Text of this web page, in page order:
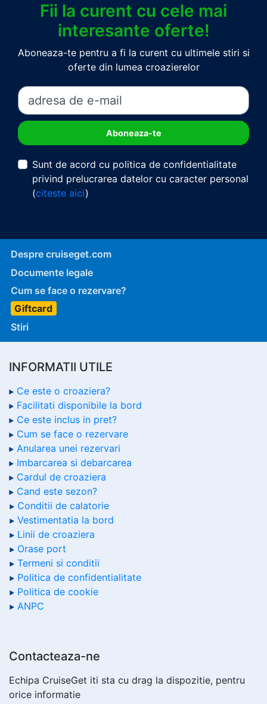
Fii la curent cu cele mai
interesante oferte!
Aboneaza-te pentru a fi la curent cu ultimele stiri si
oferte din lumea croazierelor
Sunt de acord cu politica de confidentialitate
privind prelucrarea datelor cu caracter personal
(citeste aici)
Despre cruiseget.com
Documente legale
Cum se face o rezervare?
Giftcard
Stiri
INFORMATII UTILE
Ce este o croaziera?
Facilitati disponibile la bord
Ce este inclus in pret?
Cum se face o rezervare
Anularea unei rezervari
Imbarcarea si debarcarea
Cardul de croaziera
Cand este sezon?
Conditii de calatorie
Vestimentatia la bord
Linii de croaziera
Orase port
Termeni si conditii
Politica de confidentialitate
Politica de cookie
ANPC
Contacteaza-ne
Echipa CruiseGet iti sta cu drag la dispozitie, pentru
orice informatie